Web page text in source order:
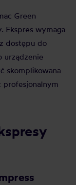
Green
Ekspres wymaga
dostępu do
urządzenie
skomplikowana
profesjonalnym